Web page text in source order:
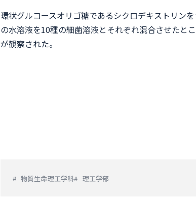
環状グルコースオリゴ糖であるシクロデキストリン
の水溶液を10種の細菌溶液とそれぞれ混合させたと
が観察された。
物質生命理工学科 理工学部